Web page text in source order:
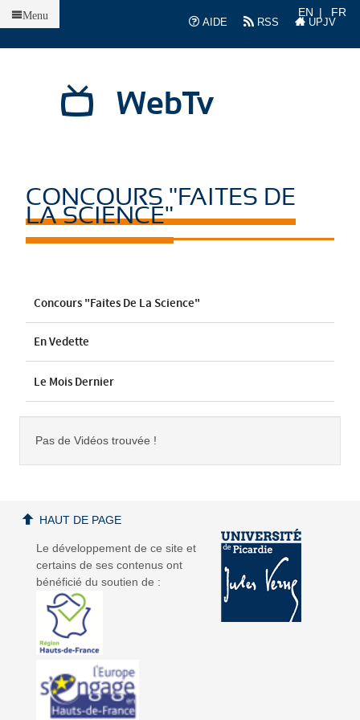
AIDE
RSS UPJV
EN FR
WebTv
Menu
CONCOURS "FAITES DE
LA SCIENCE"
Concours "Faites De La Science"
En Vedette
Le Mois Dernier
Pas de Vidéos trouvée !
Le développement de ce site et
certains de ses contenus ont
bénéficié du soutien de :
HAUT DE PAGE